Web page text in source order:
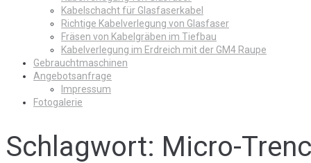
Kabelschacht für Glasfaserkabel
Richtige Kabelverlegung von Glasfaser
Fräsen von Kabelgräben im Tiefbau
Kabelverlegung im Erdreich mit der GM4 Raupe
Gebrauchtmaschinen
Angebotsanfrage
Impressum
Fotogalerie
Schlagwort: Micro-